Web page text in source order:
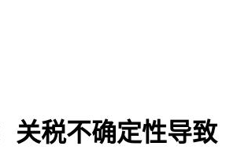
关税不确定性导致